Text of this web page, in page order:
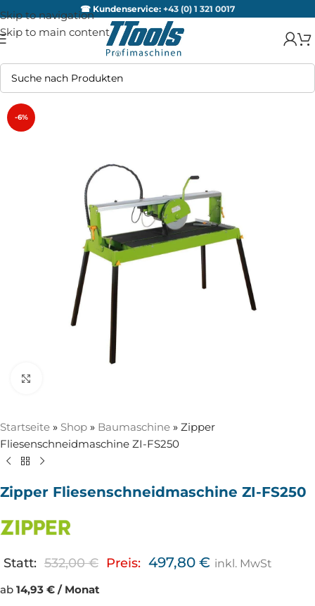
Skip to navigation
Skip to main content
☎ Kundenservice: +43 (0) 1 321 0017
-6%
Startseite » Shop » Baumaschine » Zipper
Fliesenschneidmaschine ZI-FS250
Zipper Fliesenschneidmaschine ZI-FS250
Statt: 532,00€ Preis: 497,80 € inkl. MwSt
ab 14,93 € / Monat